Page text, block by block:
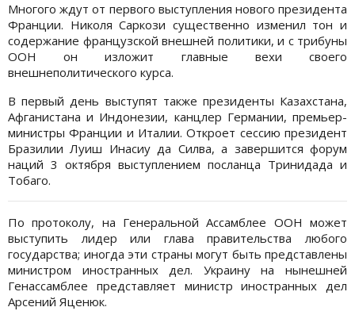
Многого ждут от первого выступления нового президента
Франции. Николя Саркози существенно изменил тон и
содержание французской внешней политики, и с трибуны
ООН он изложит главные вехи своего
внешнеполитического курса.
В первый день выступят также президенты Казахстана,
Афганистана и Индонезии, канцлер Германии, премьер-
министры Франции и Италии. Откроет сессию президент
Бразилии Луиш Инасиу да Силва, а завершится форум
наций 3 октября выступлением посланца Тринидада и
Тобаго.
По протоколу, на Генеральной Ассамблее ООН может
выступить лидер или глава правительства любого
государства; иногда эти страны могут быть представлены
министром иностранных дел. Украину на нынешней
Генассамблее представляет министр иностранных дел
Арсений Яценюк.